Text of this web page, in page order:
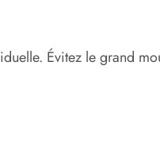
Évitez le grand